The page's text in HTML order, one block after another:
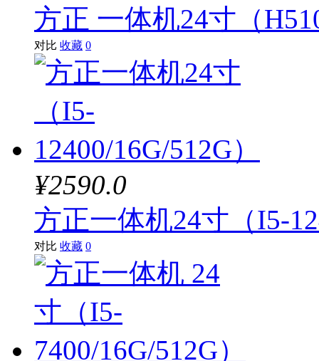
方正 一体机24寸（
对比 收藏 0
¥2590.0
方正一体机24寸（I5-
对比 收藏 0